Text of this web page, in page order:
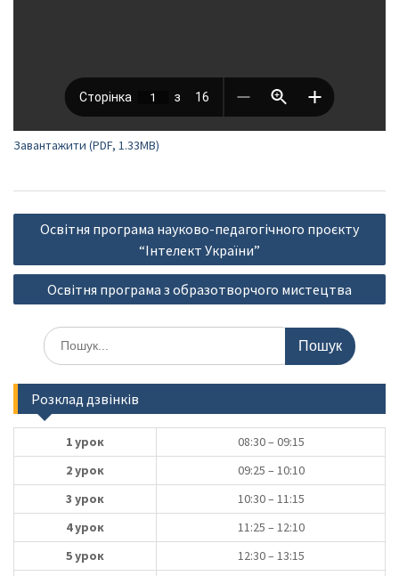
Завантажити (PDF, 1.33MB)
Навігація
Освітня програма науково-педагогічного проєкту
“Інтелект України”
Освітня програма з образотворчого мистецтва
Шукати:
Розклад дзвінків
1 урок
08:30 – 09:15
2 урок
09:25 – 10:10
3 урок
10:30 – 11:15
4 урок
11:25 – 12:10
5 урок
12:30 – 13:15